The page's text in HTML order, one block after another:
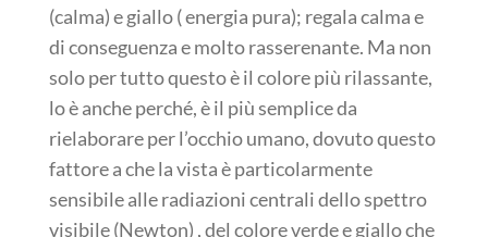
(calma) e giallo ( energia pura); regala calma e
di conseguenza e molto rasserenante. Ma non
solo per tutto questo è il colore più rilassante,
lo è anche perché, è il più semplice da
rielaborare per l’occhio umano, dovuto questo
fattore a che la vista è particolarmente
sensibile alle radiazioni centrali dello spettro
visibile (Newton) , del colore verde e giallo che